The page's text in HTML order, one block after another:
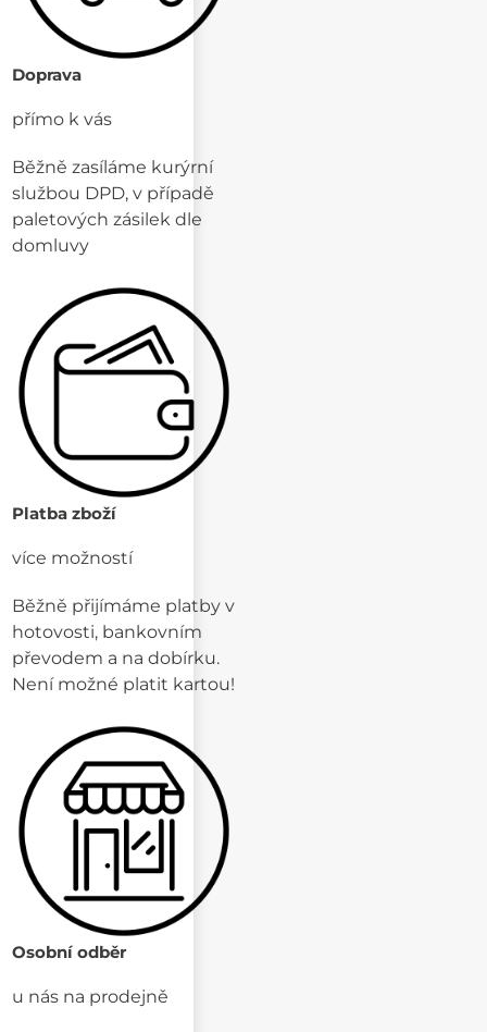
Doprava
přímo k vás
Běžně zasíláme kurýrní
službou DPD, v případě
paletových zásilek dle
domluvy
Platba zboží
více možností
Běžně přijímáme platby v
hotovosti, bankovním
převodem a na dobírku.
Není možné platit kartou!
Osobní odběr
u nás na prodejně